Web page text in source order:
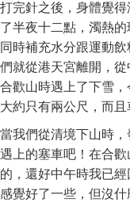
打完針之後，身體覺
了半夜十二點，濁熱
同時補充水分跟運動
們就從港天宮離開，
合歡山時遇上了下雪
大約只有兩公尺，而且
當我們從清境下山時
遇上的塞車吧！在合
的，還好中午時我已
感覺好了一些，但沒